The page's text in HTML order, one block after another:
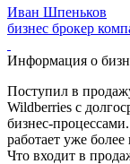
Иван Шпеньков
бизнес брокер
Информация о
Поступил в
Wildberries с
бизнес-
работает уже более
Что входит в